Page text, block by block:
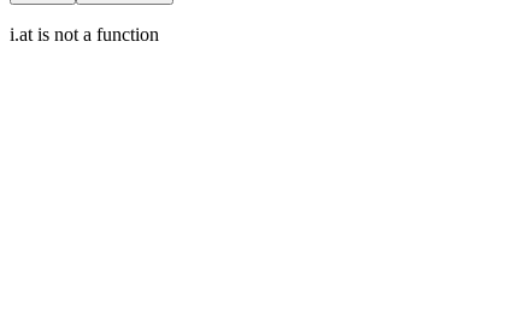
i.at is not a function